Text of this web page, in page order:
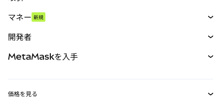
パーペチュアル
RWA
マネー 新規
開発者
MetaMaskを入手
価格を見る